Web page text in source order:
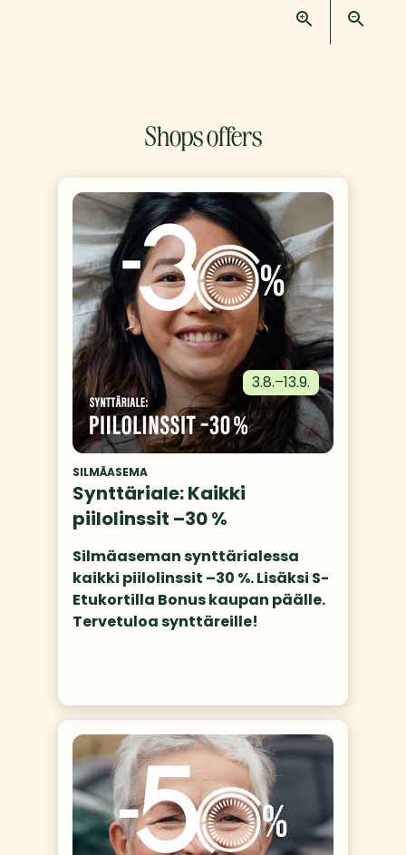
Shops offers
3.8.–13.9.
SILMÄASEMA
Synttäriale: Kaikki
piilolinssit –30 %
Silmäaseman synttärialessa
kaikki piilolinssit –30 %. Lisäksi S-
Etukortilla Bonus kaupan päälle.
Tervetuloa synttäreille!